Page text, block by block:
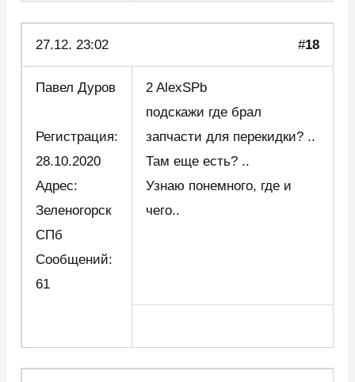
27.12. 23:02 #18
Павел Дуров
Регистрация:
28.10.2020
Адрес:
Зеленогорск
СПб
Сообщений:
61
2 AlexSPb
подскажи где брал
запчасти для перекидки? ..
Там еще есть? ..
Узнаю понемного, где и
чего..